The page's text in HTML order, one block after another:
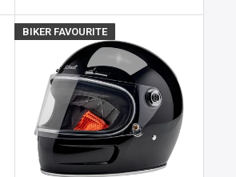
BIKER FAVOURITE